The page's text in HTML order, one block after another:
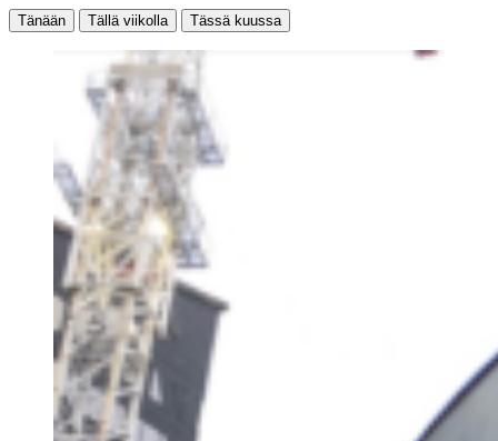
Tänään Tällä viikolla Tässä kuussa